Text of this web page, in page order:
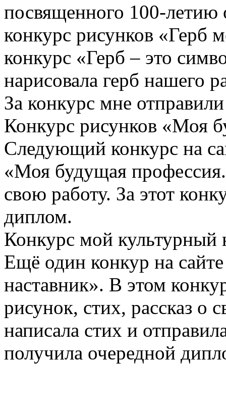
посвященного 100-
конкурс рисунков «Герб
конкурс «Герб – это
нарисовала герб нашего
За конкурс мне
Конкурс рисунков «Моя
Следующий конкурс на
«Моя будущая
свою работу. За этот
диплом.
Конкурс мой культурный
Ещё один конкур на
наставник». В этом
рисунок, стих, рассказ о
написала стих и
получила очередной